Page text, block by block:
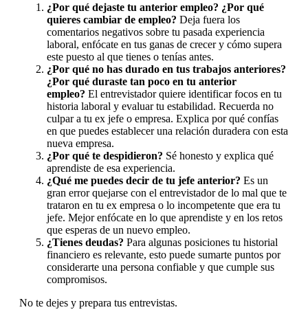
¿Por qué dejaste tu anterior empleo? ¿Por qué
quieres cambiar de empleo? Deja fuera los
comentarios negativos sobre tu pasada experiencia
laboral, enfócate en tus ganas de crecer y cómo supera
este puesto al que tienes o tenías antes.
¿Por qué no has durado en tus trabajos anteriores?
¿Por qué duraste tan poco en tu anterior
empleo? El entrevistador quiere identificar focos en tu
historia laboral y evaluar tu estabilidad. Recuerda no
culpar a tu ex jefe o empresa. Explica por qué confías
en que puedes establecer una relación duradera con esta
nueva empresa.
¿Por qué te despidieron? Sé honesto y explica qué
aprendiste de esa experiencia.
¿Qué me puedes decir de tu jefe anterior? Es un
gran error quejarse con el entrevistador de lo mal que te
trataron en tu ex empresa o lo incompetente que era tu
jefe. Mejor enfócate en lo que aprendiste y en los retos
que esperas de un nuevo empleo.
¿Tienes deudas? Para algunas posiciones tu historial
financiero es relevante, esto puede sumarte puntos por
considerarte una persona confiable y que cumple sus
compromisos.
No te dejes y prepara tus entrevistas.